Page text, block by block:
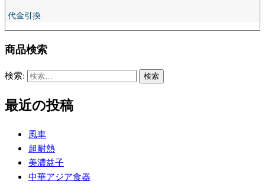
代金引換
商品検索
検索:
最近の投稿
風車
超耐熱
美濃益子
中華アジア食器